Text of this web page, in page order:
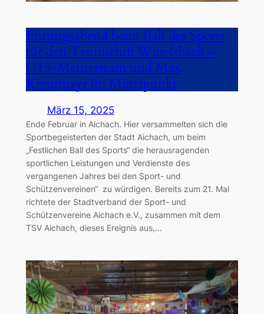
Ehrungsabend beim Ball des Sports
für den Tennisclub Wittelsbach –
U15-Meisterteam und Max
Kreutmayr im Mittelpunkt
März 15, 2025
Ende Februar in Aichach. Hier versammelten sich die
Sportbegeisterten der Stadt Aichach, um beim
„Festlichen Ball des Sports“ die herausragenden
sportlichen Leistungen und Verdienste des
vergangenen Jahres bei den Sport- und
Schützenvereinen“ zu würdigen. Bereits zum 21. Mal
richtete der Stadtverband der Sport- und
Schützenvereine Aichach e.V., zusammen mit dem
TSV Aichach, dieses Ereignis aus,…